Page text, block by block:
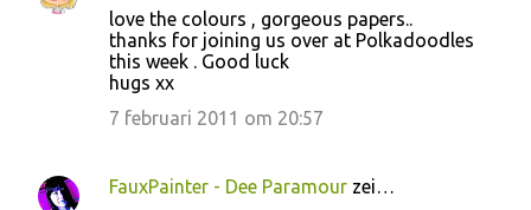
love the colours , gorgeous papers..
thanks for joining us over at Polkadoodles
this week . Good luck
hugs xx
7 februari 2011 om 20:57
FauxPainter - Dee Paramour zei…